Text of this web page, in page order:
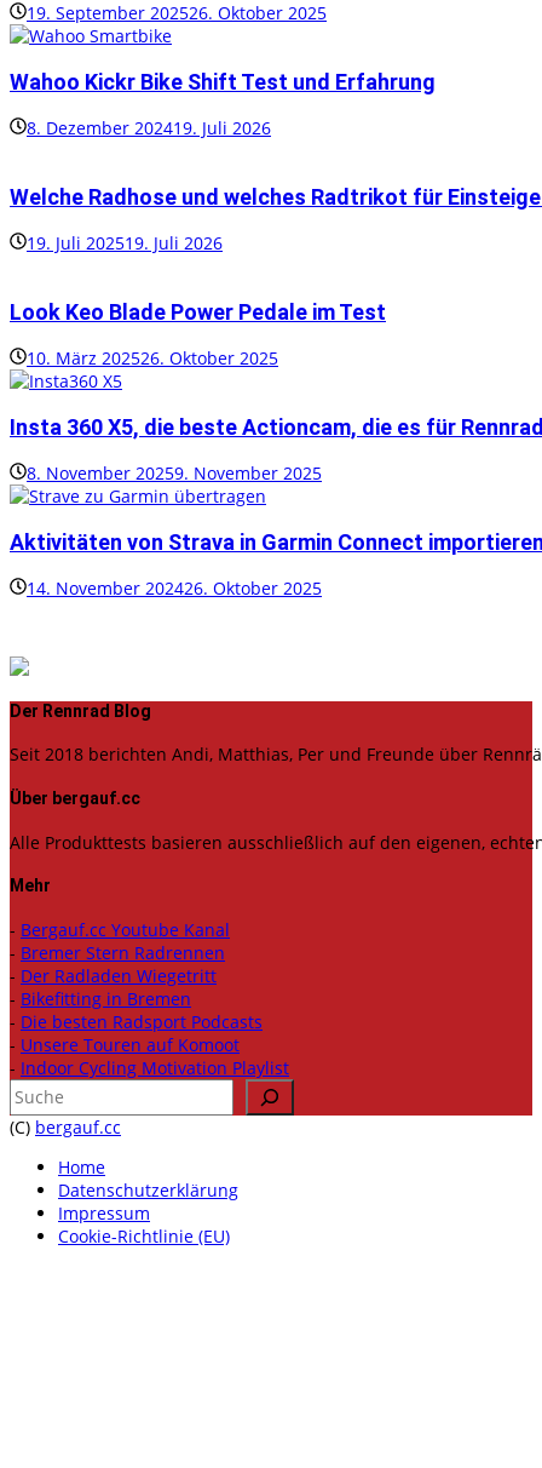
19. September 202526. Oktober 2025
Wahoo Kickr Bike Shift Test und Erfahrung
8. Dezember 202419. Juli 2026
Welche Radhose und welches Radtrikot für
19. Juli 202519. Juli 2026
Look Keo Blade Power Pedale im Test
10. März 202526. Oktober 2025
Insta 360 X5, die beste Actioncam, die es für
8. November 20259. November 2025
Aktivitäten von Strava in Garmin Connect
14. November 202426. Oktober 2025
Der Rennrad Blog
Seit 2018 berichten Andi, Matthias, Per und Freunde über
Über bergauf.cc
Alle Produkttests basieren ausschließlich auf den eigenen,
Mehr
- Bergauf.cc Youtube Kanal
- Bremer Stern Radrennen
- Der Radladen Wiegetritt
- Bikefitting in Bremen
- Die besten Radsport Podcasts
- Unsere Touren auf Komoot
- Indoor Cycling Motivation Playlist
Suchen
(C) bergauf.cc
Home
Datenschutzerklärung
Impressum
Cookie-Richtlinie (EU)